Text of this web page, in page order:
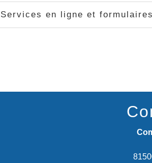
Services en ligne et formulaires